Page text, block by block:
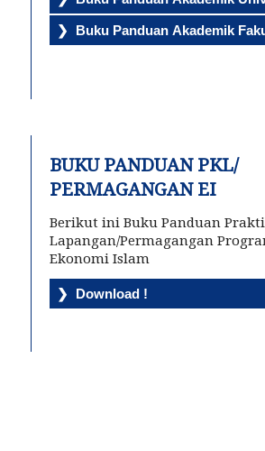
BUKU PANDUAN PKL/
PERMAGANGAN EI
Berikut ini Buku Panduan
Lapangan/Permagangan
Ekonomi Islam